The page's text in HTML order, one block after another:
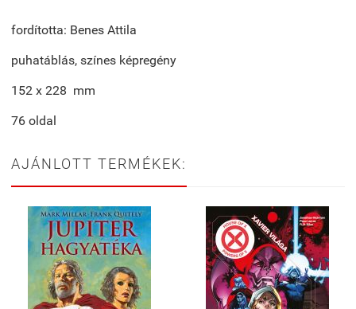
fordította: Benes Attila
puhatáblás, színes képregény
152 x 228 mm
76 oldal
AJÁNLOTT TERMÉKEK: